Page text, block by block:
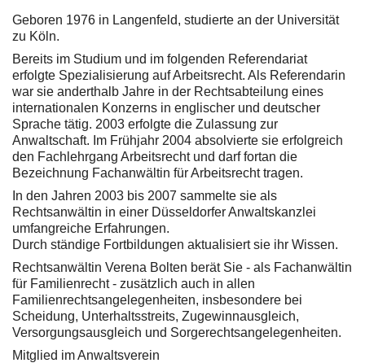
Geboren 1976 in Langenfeld, studierte an der Universität
zu Köln.
Bereits im Studium und im folgenden Referendariat
erfolgte Spezialisierung auf Arbeitsrecht. Als Referendarin
war sie anderthalb Jahre in der Rechtsabteilung eines
internationalen Konzerns in englischer und deutscher
Sprache tätig. 2003 erfolgte die Zulassung zur
Anwaltschaft. Im Frühjahr 2004 absolvierte sie erfolgreich
den Fachlehrgang Arbeitsrecht und darf fortan die
Bezeichnung Fachanwältin für Arbeitsrecht tragen.
In den Jahren 2003 bis 2007 sammelte sie als
Rechtsanwältin in einer Düsseldorfer Anwaltskanzlei
umfangreiche Erfahrungen.
Durch ständige Fortbildungen aktualisiert sie ihr Wissen.
Rechtsanwältin Verena Bolten berät Sie - als Fachanwältin
für Familienrecht - zusätzlich auch in allen
Familienrechtsangelegenheiten, insbesondere bei
Scheidung, Unterhaltsstreits, Zugewinnausgleich,
Versorgungsausgleich und Sorgerechtsangelegenheiten.
Mitglied im Anwaltsverein